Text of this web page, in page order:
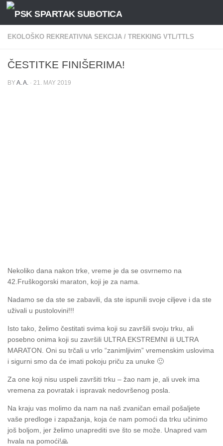
Skip to content
EKOLOŠKO REKREATIVNA SEKCIJA / TREKKING VTL/TTLS
ČESTITKE FINIŠERIMA!
BYA. A. · 21. MAY 2019
Nekoliko dana nakon trke, vreme je da se osvrnemo na
42.Fruškogorski maraton, koji je za nama.
Nadamo se da ste se zabavili, da ste ispunili svoje ciljeve i da ste
uživali u pustolovini!!!
Isto tako, želimo čestitati svima koji su završili svoju trku, ali
posebno onima koji su završili ULTRA EKSTREMNI ili ULTRA
MARATON. Oni su trčali u vrlo “zanimljivim” vremenskim uslovima
i sigurni smo da će imati pokoju priču za unuke 🙂
Za one koji nisu uspeli završiti trku – žao nam je, ali uvek ima
vremena za povratak i ispravak nedovršenog posla.
Na kraju vas molimo da nam na naš zvaničan email pošaljete
vaše predloge i zapažanja, koja će nam pomoći da trku učinimo
još boljom, jer želimo unaprediti sve što se može. Unapred vam
hvala na pomoći!🙏